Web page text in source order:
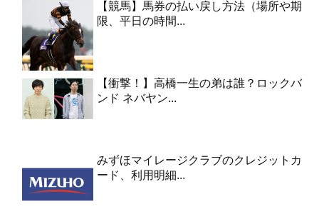
【競馬】馬券の払い戻し方法（場所や期
限、平日の時間...
【衝撃！】高橋一生の弟は誰？ロックバ
ンド ネバヤン...
みずほマイレージクラブのクレジットカ
ード、利用明細...